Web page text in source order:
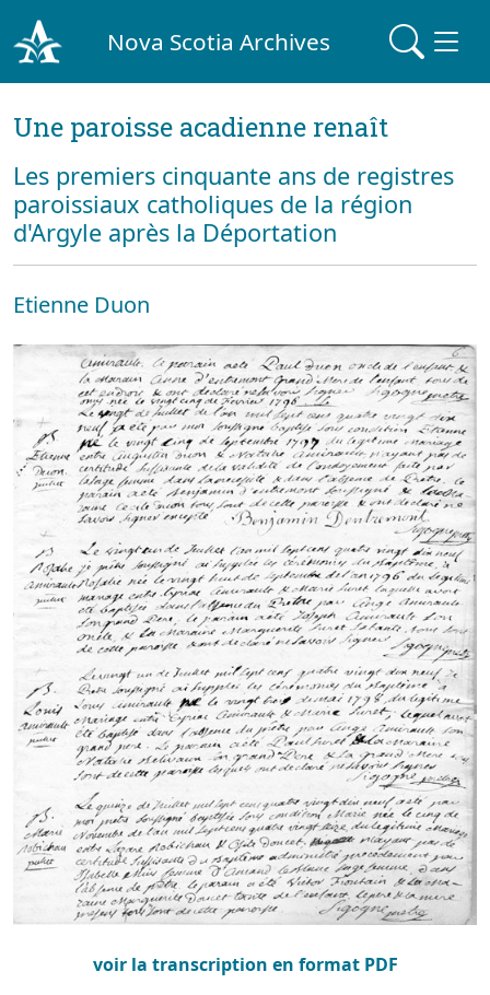
Nova Scotia Archives
Une paroisse acadienne renaît
Les premiers cinquante ans de registres
paroissiaux catholiques de la région
d'Argyle après la Déportation
Etienne Duon
voir la transcription en format PDF